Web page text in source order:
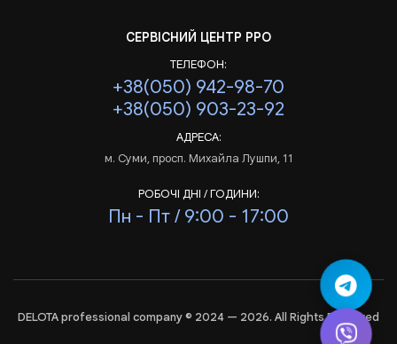
СЕРВІСНИЙ ЦЕНТР РРО
ТЕЛЕФОН:
+38(050) 942-98-70
+38(050) 903-23-92
АДРЕСА:
м. Суми, просп. Михайла Лушпи, 11
РОБОЧІ ДНІ / ГОДИНИ:
Пн - Пт / 9:00 - 17:00
DELOTA professional company © 2024 — 2026. All Rights Reserved